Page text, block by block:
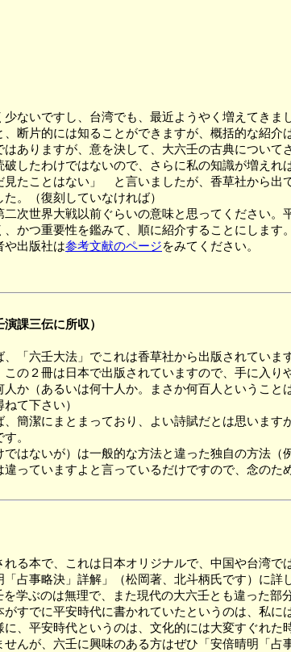
ないですし、台湾でも、最近ようやく増えてきま
断片的には知ることができますが、概括的な紹介
ありますが、意を決して、大六壬の古典について
したわけではないので、さらに私の知識が増えれ
たことはない」 と言いましたが、香草社から出
。（復刻していなければ）
次世界大戦以前ぐらいの意味と思ってください。
かつ重要性を鑑みて、順に紹介することにします
出版社は参考文献のページをみてください。
課三伝に所収）
「六壬大法」でこれは香草社から出版されていま
の２冊は日本で出版されていますので、手に入り
か（あるいは何十人か。まさか何百人というこ
て下さい）
簡潔にまとまっており、よい詩賦だとは思いま
。
はないが）は一般的な方法と違った独自の方法
っていますよと言っているだけですので、念のため
る本で、これは日本オリジナルで、中国や台湾で
占事略決」詳解」（松岡著、北斗柄氏です）に詳
学ぶのは無理で、また現代の大六壬とも違った部
すでに平安時代に書かれていたというのは、私
、平安時代というのは、文化的には大変すぐれ
んが、六壬に興味のある方はぜひ「安倍晴明「占